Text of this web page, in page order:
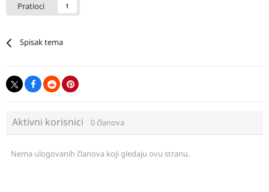
Pratioci 1
Spisak tema
Aktivni korisnici 0 članova
Nema ulogovanih članova koji gledaju ovu stranu.